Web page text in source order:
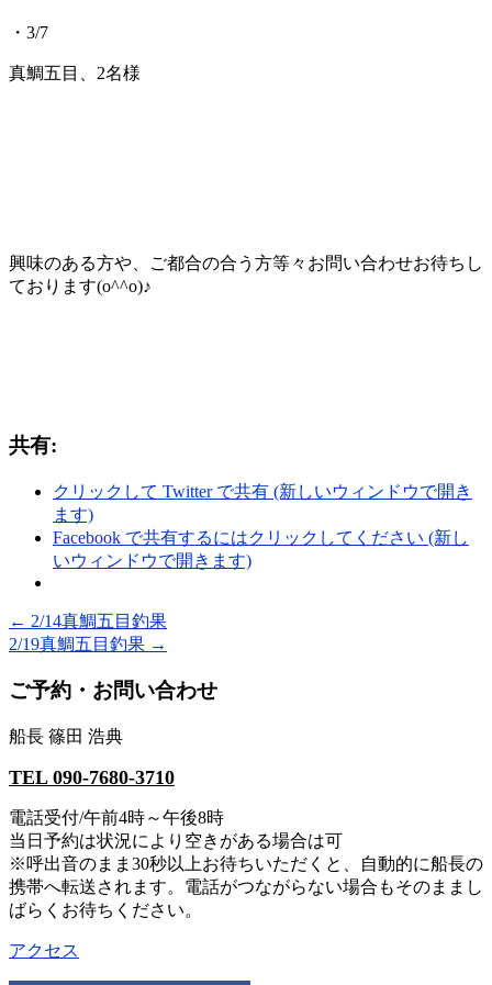
・3/7
真鯛五目、2名様
興味のある方や、ご都合の合う方等々お問い合わせお待ちし
ております(o^^o)♪
共有:
クリックして Twitter で共有 (新しいウィンドウで開き
ます)
Facebook で共有するにはクリックしてください (新し
いウィンドウで開きます)
← 2/14真鯛五目釣果
2/19真鯛五目釣果 →
ご予約・お問い合わせ
船長 篠田 浩典
TEL 090-7680-3710
電話受付/午前4時～午後8時
当日予約は状況により空きがある場合は可
※呼出音のまま30秒以上お待ちいただくと、自動的に船長の
携帯へ転送されます。電話がつながらない場合もそのままし
ばらくお待ちください。
アクセス